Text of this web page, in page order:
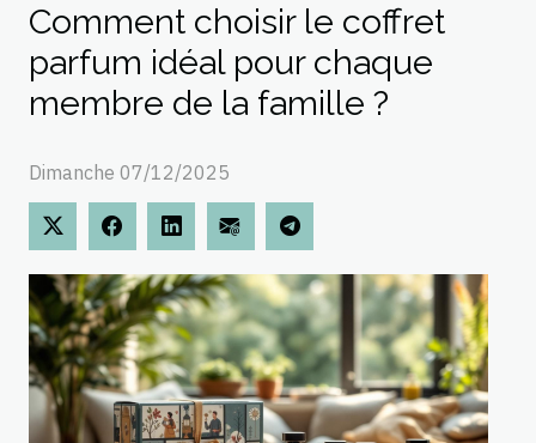
Comment choisir le coffret
parfum idéal pour chaque
membre de la famille ?
Dimanche 07/12/2025